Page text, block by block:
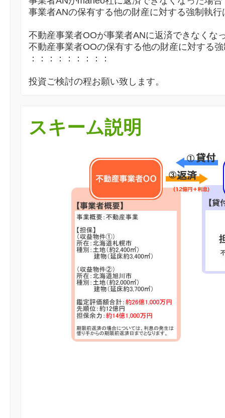
事業者ANの保有する他の財産に対する強制執
不動産事業者OOが事業者ANに返済できなくな
不動産事業者OOの保有する他の財産に対する
：：：：：：：：：
投資ご検討の程お願い致します。
スキーム説明